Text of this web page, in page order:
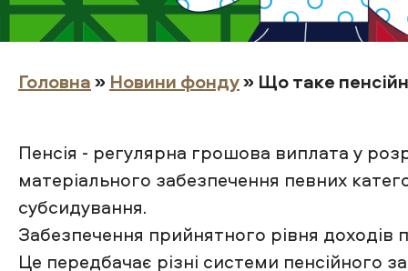
Головна» Новини фонду» Що таке
Пенсія - регулярна грошова виплата у
матеріального забезпечення певних
субсидування.
Забезпечення прийнятного рівня доходів
Це передбачає різні системи пенсійного